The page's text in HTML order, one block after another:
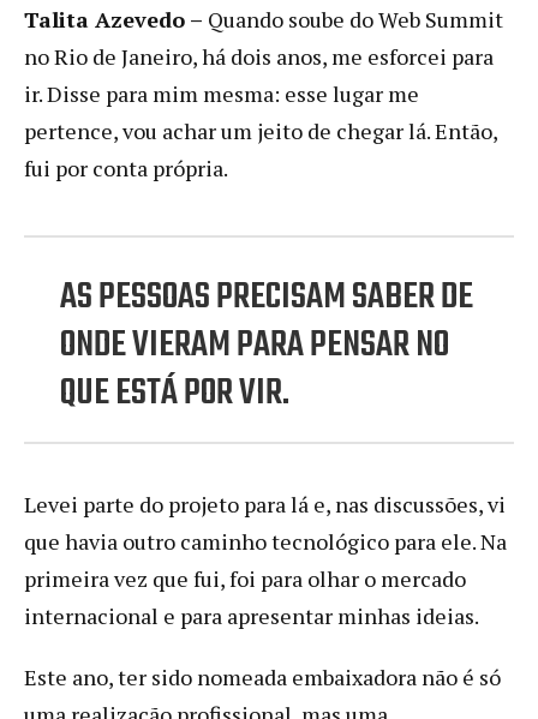
Talita Azevedo – Quando soube do Web Summit
no Rio de Janeiro, há dois anos, me esforcei para
ir. Disse para mim mesma: esse lugar me
pertence, vou achar um jeito de chegar lá. Então,
fui por conta própria.
AS PESSOAS PRECISAM SABER DE
ONDE VIERAM PARA PENSAR NO
QUE ESTÁ POR VIR.
Levei parte do projeto para lá e, nas discussões, vi
que havia outro caminho tecnológico para ele. Na
primeira vez que fui, foi para olhar o mercado
internacional e para apresentar minhas ideias.
Este ano, ter sido nomeada embaixadora não é só